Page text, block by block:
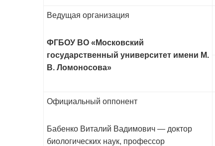
Ведущая организация
ФГБОУ ВО «Московский
государственный университет имени М.
В. Ломоносова»
Официальный оппонент
Бабенко Виталий Вадимович — доктор
биологических наук, профессор